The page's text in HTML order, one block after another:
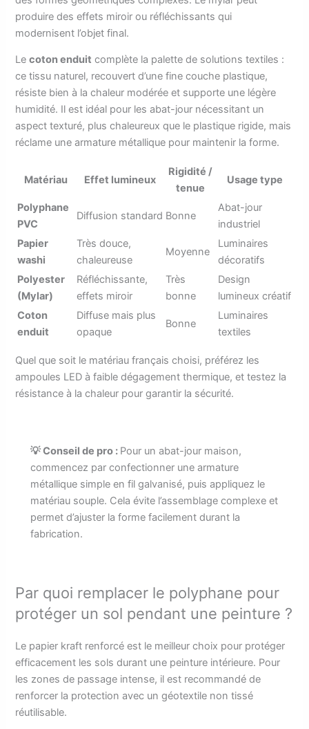
produire des effets miroir ou réfléchissants qui
modernisent l’objet final.
Lecoton enduit complète la palette de solutions textiles :
ce tissu naturel, recouvert d’une fine couche plastique,
résiste bien à la chaleur modérée et supporte une légère
humidité. Il est idéal pour les abat-jour nécessitant un
aspect texturé, plus chaleureux que le plastique rigide, mais
réclame une armature métallique pour maintenir la forme.
Matériau Effet lumineux
Rigidité /
tenue
Usage type
Polyphane
PVC
Diffusion standard Bonne
Abat-jour
industriel
Papier
washi
Très douce,
chaleureuse
Moyenne
Luminaires
décoratifs
Polyester
(Mylar)
Réfléchissante,
effets miroir
Très
bonne
Design
lumineux créatif
Coton
enduit
Diffuse mais plus
opaque
Bonne
Luminaires
textiles
Quel que soit le matériau français choisi, préférez les
ampoules LED à faible dégagement thermique, et testez la
résistance à la chaleur pour garantir la sécurité.
💡 Conseil de pro : Pour un abat-jour maison,
commencez par confectionner une armature
métallique simple en fil galvanisé, puis appliquez le
matériau souple. Cela évite l’assemblage complexe et
permet d’ajuster la forme facilement durant la
fabrication.
Par quoi remplacer le polyphane pour
protéger un sol pendant une peinture ?
Le papier kraft renforcé est le meilleur choix pour protéger
efficacement les sols durant une peinture intérieure. Pour
les zones de passage intense, il est recommandé de
renforcer la protection avec un géotextile non tissé
réutilisable.